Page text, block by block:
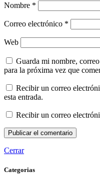
Nombre *
Correo electrónico *
Web
Guarda mi nombre,
para la próxima vez que
Recibir un correo
esta entrada.
Recibir un correo
Cerrar
Categorias